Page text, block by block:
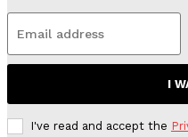
I
I've read and accept the